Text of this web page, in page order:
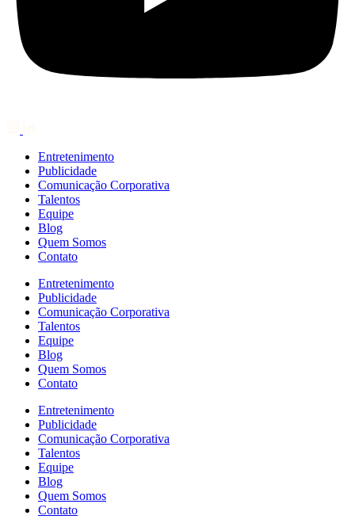
Entretenimento
Publicidade
Comunicação Corporativa
Talentos
Equipe
Blog
Quem Somos
Contato
Entretenimento
Publicidade
Comunicação Corporativa
Talentos
Equipe
Blog
Quem Somos
Contato
Entretenimento
Publicidade
Comunicação Corporativa
Talentos
Equipe
Blog
Quem Somos
Contato